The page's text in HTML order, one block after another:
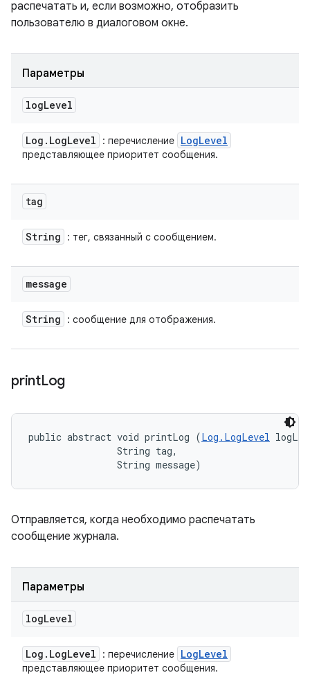
распечатать и, если возможно, отобразить
пользователю в диалоговом окне.
Параметры
logLevel
Log . LogLevel : перечисление LogLevel
представляющее приоритет сообщения.
tag
String : тег, связанный с сообщением.
message
String : сообщение для отображения.
printLog
public abstract void printLog (Log.LogLevel
                String tag,
                String message)
Отправляется, когда необходимо распечатать
сообщение журнала.
Параметры
logLevel
Log . LogLevel : перечисление LogLevel
представляющее приоритет сообщения.